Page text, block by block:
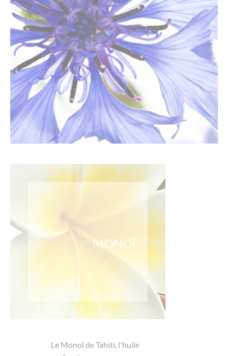
MONOÏ
Le Monoï de Tahiti, l'huile